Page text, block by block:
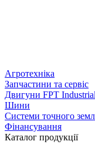
Агротехніка
Запчастини та сервіс
Двигуни FPT Industrial
Шини
Системи точного
Фінансування
Каталог продукції